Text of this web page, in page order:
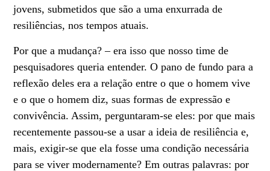
jovens, submetidos que são a uma enxurrada de
resiliências, nos tempos atuais.
Por que a mudança? – era isso que nosso time de
pesquisadores queria entender. O pano de fundo para a
reflexão deles era a relação entre o que o homem vive
e o que o homem diz, suas formas de expressão e
convivência. Assim, perguntaram-se eles: por que mais
recentemente passou-se a usar a ideia de resiliência e,
mais, exigir-se que ela fosse uma condição necessária
para se viver modernamente? Em outras palavras: por